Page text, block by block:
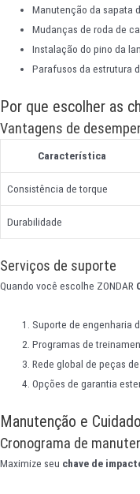
Manutenção da sapata
Mudanças de roda de
Instalação do pino da
Parafusos da estrutura
Por que escolher as
Vantagens de
Característica
Consistência de torque
Durabilidade
Serviços de suporte
Quando você escolhe ZONDAR
Suporte de engenharia
Programas de
Rede global de peças
Opções de garantia
Manutenção e
Cronograma de
Maximize seu chave de